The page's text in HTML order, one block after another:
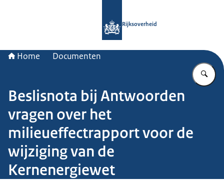
Rijksoverheid
Home Documenten
Beslisnota bij Antwoorden
vragen over het
milieueffectrapport voor de
wijziging van de
Kernenergiewet